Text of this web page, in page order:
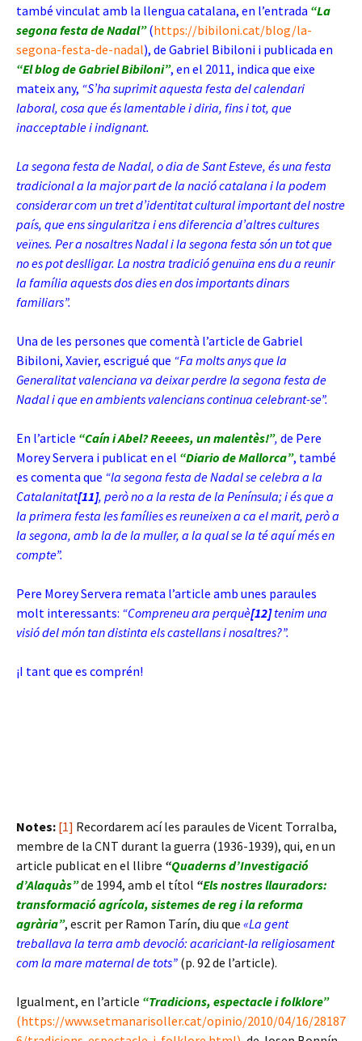
també vinculat amb la llengua catalana, en l’entrada “La
segona festa de Nadal”(https://bibiloni.cat/blog/la-
segona-festa-de-nadal), de Gabriel Bibiloni i publicada en
“El blog de Gabriel Bibiloni”, en el 2011, indica que eixe
mateix any, “S’ha suprimit aquesta festa del calendari
laboral, cosa que és lamentable i diria, fins i tot, que
inacceptable i indignant.
La segona festa de Nadal, o dia de Sant Esteve, és una festa
tradicional a la major part de la nació catalana i la podem
considerar com un tret d’identitat cultural important del nostre
país, que ens singularitza i ens diferencia d’altres cultures
veïnes. Per a nosaltres Nadal i la segona festa són un tot que
no es pot deslligar. La nostra tradició genuïna ens du a reunir
la família aquests dos dies en dos importants dinars
familiars”.
Una de les persones que comentà l’article de Gabriel
Bibiloni, Xavier, escrigué que “Fa molts anys que la
Generalitat valenciana va deixar perdre la segona festa de
Nadal i que enambients valencians continua celebrant-se”.
En l’article “Caín i Abel? Reeees, un malentès!”, de Pere
Morey Servera i publicat en el “Diario de Mallorca”, també
es comenta que “la segona festa de Nadal se celebra a la
Catalanitat[11], però no a la resta de la Península; i és que a
la primera festa les famílies es reuneixen a ca el marit, però a
la segona, amb la de la muller, a la qual se la té aquí més en
compte”.
Pere Morey Servera remata l’article amb unes paraules
molt interessants: “Compreneu ara perquè[12]tenim una
visió del món tan distinta els castellans i nosaltres?”.
¡I tant que es comprén!
Notes: [1] Recordarem ací les paraules de Vicent Torralba,
membre de la CNT durant la guerra (1936-1939), qui, en un
article publicat en el llibre “Quaderns d’Investigació
d’Alaquàs”de 1994, amb el títol “Els nostres llauradors:
transformació agrícola, sistemes de reg i la reforma
agrària”, escrit per Ramon Tarín, diu que «La gent
treballava la terra amb devoció: acariciant-la religiosament
com la mare maternal de tots” (p. 92 de l’article).
Igualment, en l’article “Tradicions, espectacle i folklore”
(https://www.setmanarisoller.cat/opinio/2010/04/16/28187